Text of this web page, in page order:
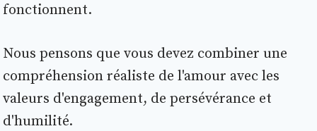
fonctionnent.
Nous pensons que vous devez combiner une
compréhension réaliste de l'amour avec les
valeurs d'engagement, de persévérance et
d'humilité.